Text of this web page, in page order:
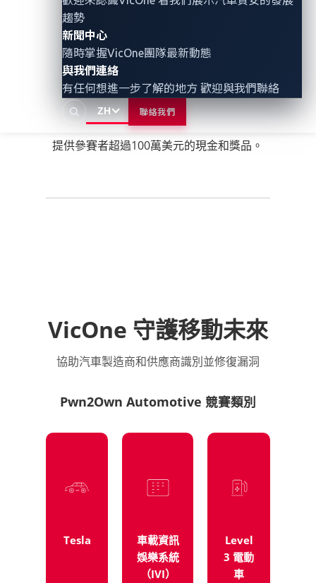
趨勢
新聞中心
隨時掌握VicOne團隊最新動態
與我們連絡
有任何想進一步了解的地方 歡迎與我們聯絡
ZH 聯絡我們
憑藉VicOne 無與倫比的威脅情報
勢科技久經驗證的 Trend Zero Day
Initiative（ZDI），Pwn2Own Automotive
2026 以 Tesla 和 Alpitronic 為冠名贊助商，
提供參賽者超過100萬美元的現金和獎品。
VicOne 守護移動未來
協助汽車製造商和供應商識別並修復漏洞
Pwn2Own Automotive 競賽類別
Tesla
車載資訊
娛樂系統
（IVI）
Level
3 電動
車